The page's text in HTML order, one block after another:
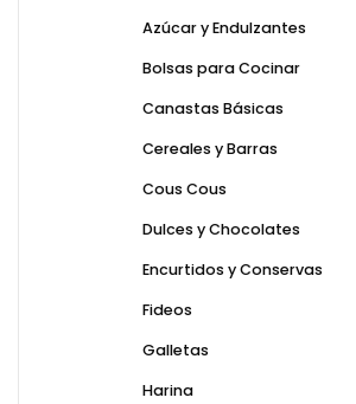
Azúcar y Endulzantes
Bolsas para Cocinar
Canastas Básicas
Cereales y Barras
Cous Cous
Dulces y Chocolates
Encurtidos y Conservas
Fideos
Galletas
Harina